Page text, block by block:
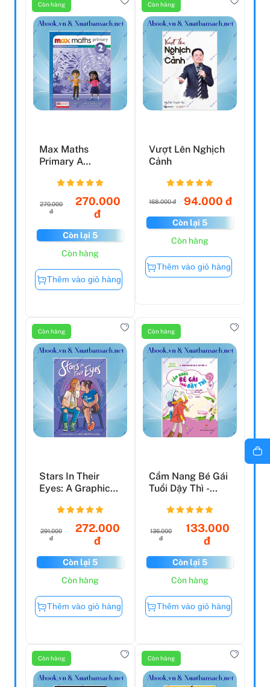
Còn hàng
Max Maths
Primary A
Approach Grade
270.000
đ
270.000
đ
Còn lại 5
Còn hàng
Thêm vào giỏ hàng
Còn hàng
Vượt Lên Nghịch
Cảnh
168.000 đ 94.000 đ
Còn lại 5
Còn hàng
Thêm vào giỏ hàng
Còn hàng
Stars In Their
Eyes: A Graphic
291.000
đ
272.000
đ
Còn lại 5
Còn hàng
Thêm vào giỏ hàng
Còn hàng
Cẩm Nang Bé Gái
Tuổi Dậy Thì -
136.000
đ
133.000
đ
Còn lại 5
Còn hàng
Thêm vào giỏ hàng
Còn hàng Còn hàng